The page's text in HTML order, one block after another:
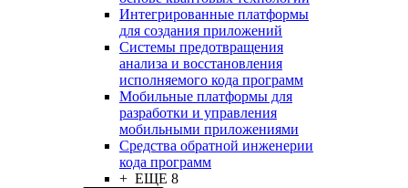
Интегрированные платформы
для создания приложений
Системы предотвращения
анализа и восстановления
исполняемого кода программ
Мобильные платформы для
разработки и управления
мобильными приложениями
Средства обратной инженерии
кода программ
+ ЕЩЕ 8